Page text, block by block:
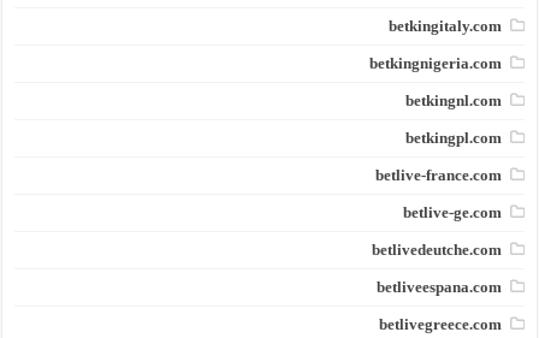
betkingitaly.com
betkingnigeria.com
betkingnl.com
betkingpl.com
betlive-france.com
betlive-ge.com
betlivedeutche.com
betliveespana.com
betlivegreece.com